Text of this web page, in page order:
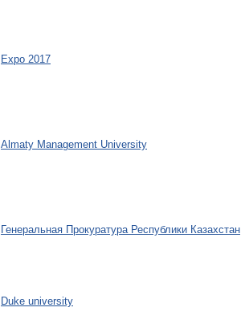
Expo 2017
Almaty Management University
Генеральная Прокуратура Республики Казахстан
Duke university